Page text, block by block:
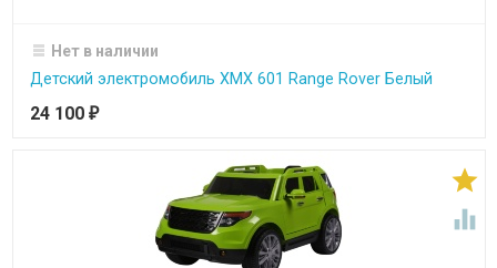
Нет в наличии
Детский электромобиль XMX 601 Range Rover Белый
24 100 ₽

